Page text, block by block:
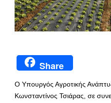
Share
Ο Υπουργός Αγροτικής
Κωνσταντίνος Τσιάρας, σε